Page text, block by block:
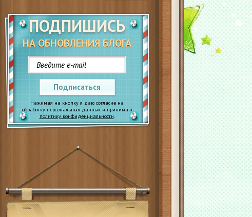
ПОДПИШИСЬ
НА ОБНОВЛЕНИЯ БЛОГА
Подписаться
Нажимая на кнопку я даю согласие на
обработку персональных данных и принимаю
политику конфиденциальности.